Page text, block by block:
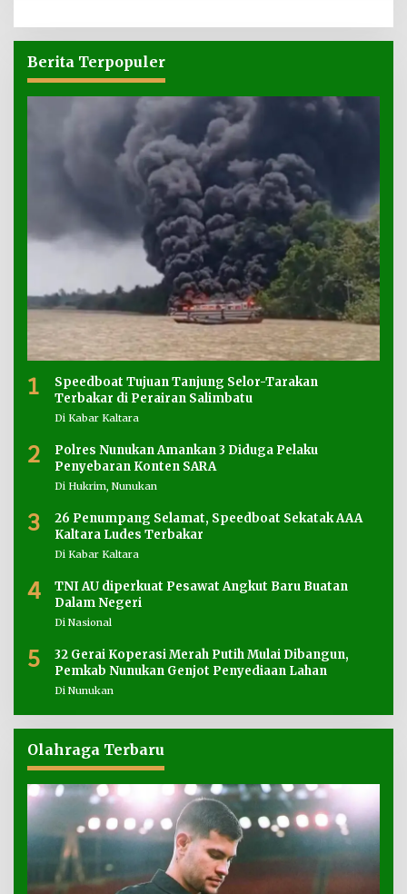
Berita Terpopuler
1
Speedboat Tujuan Tanjung Selor-Tarakan
Terbakar di Perairan Salimbatu
Di Kabar Kaltara
2
Polres Nunukan Amankan 3 Diduga Pelaku
Penyebaran Konten SARA
Di Hukrim, Nunukan
3
26 Penumpang Selamat, Speedboat Sekatak AAA
Kaltara Ludes Terbakar
Di Kabar Kaltara
4
TNI AU diperkuat Pesawat Angkut Baru Buatan
Dalam Negeri
Di Nasional
5
32 Gerai Koperasi Merah Putih Mulai Dibangun,
Pemkab Nunukan Genjot Penyediaan Lahan
Di Nunukan
Olahraga Terbaru